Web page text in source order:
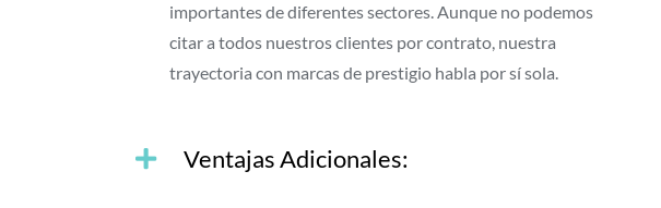
importantes de diferentes sectores. Aunque no podemos
citar a todos nuestros clientes por contrato, nuestra
trayectoria con marcas de prestigio habla por sí sola.
Ventajas Adicionales: